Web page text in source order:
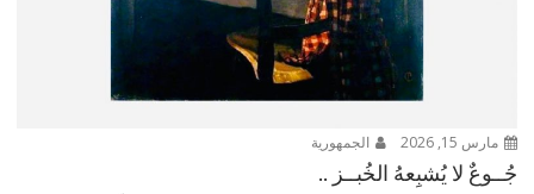
مارس 15, 2026 الجمهورية
جُــوعٌ لا يُشبِعهُ الخُبــز ..